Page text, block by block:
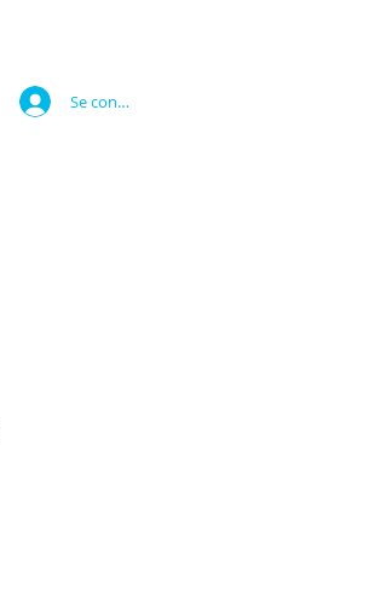
Se connecter